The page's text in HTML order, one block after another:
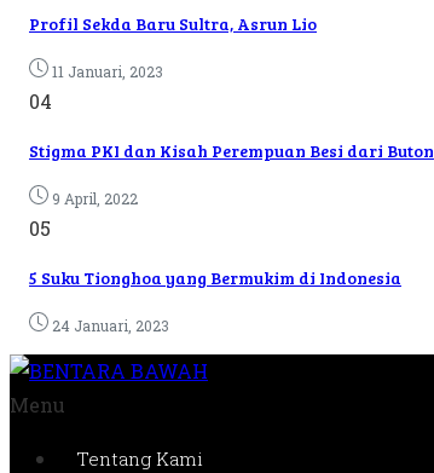
Profil Sekda Baru Sultra, Asrun Lio
11 Januari, 2023
04
Stigma PKI dan Kisah Perempuan Besi dari Buton
9 April, 2022
05
5 Suku Tionghoa yang Bermukim di Indonesia
24 Januari, 2023
Menu
Tentang Kami